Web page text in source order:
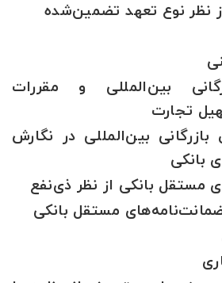
نظر نوع تعهد تضمین‌شده
بین‌المللی و مقررات
تجارت
بین‌المللی در نگارش
بانکی
مستقل بانکی از نظر ذی‌نفع
مستقل بانکی